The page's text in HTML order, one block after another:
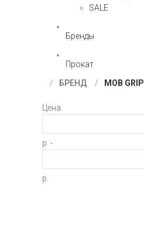
SALE
Бренды
Прокат
БРЕНД
MOB GRIP
Цена
р. -
р.